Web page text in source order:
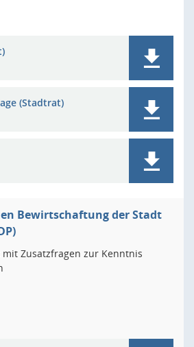
(Stadtrat)
Bewirtschaftung der Stadt
mit Zusatzfragen zur Kenntnis